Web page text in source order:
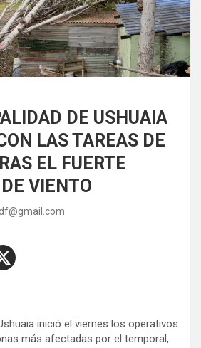
DE USHUAIA
LAS TAREAS DE
EL FUERTE
VIENTO
inició el viernes los operativos
más afectadas por el temporal,